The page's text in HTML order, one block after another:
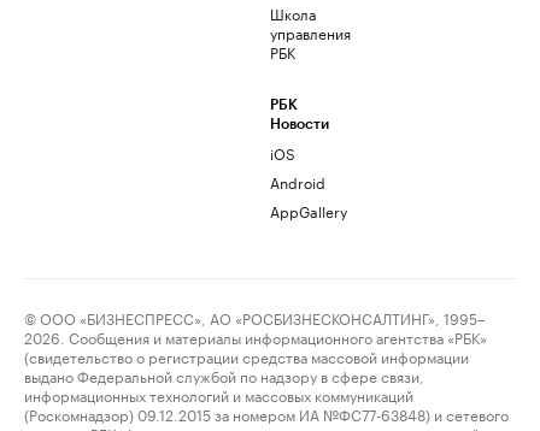
Школа
управления
РБК
РБК
Новости
iOS
Android
AppGallery
© ООО «БИЗНЕСПРЕСС», АО «РОСБИЗНЕСКОНСАЛТИНГ», 1995–
2026. Сообщения и материалы информационного агентства «РБК»
(свидетельство о регистрации средства массовой информации
выдано Федеральной службой по надзору в сфере связи,
информационных технологий и массовых коммуникаций
(Роскомнадзор) 09.12.2015 за номером ИА №ФС77-63848) и сетевого